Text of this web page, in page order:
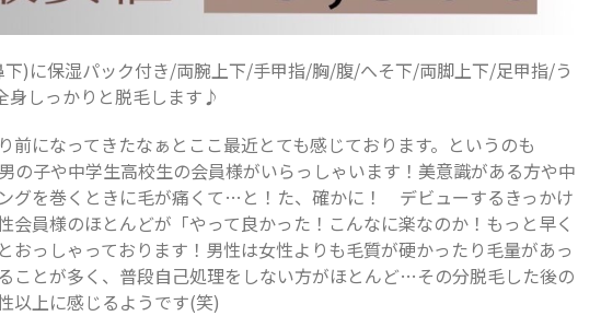
)に保湿パック付き/両腕上下/手甲指/胸/腹/へそ下/両脚上下/足甲指/う
身しっかりと脱毛します♪
前になってきたなぁとここ最近とても感じております。というのも
の子や中学生高校生の会員様がいらっしゃいます！美意識がある方や中
グを巻くときに毛が痛くて…と！た、確かに！ デビューするきっかけ
会員様のほとんどが「やって良かった！こんなに楽なのか！もっと早く
っしゃっております！男性は女性よりも毛質が硬かったり毛量があっ
ことが多く、普段自己処理をしない方がほとんど…その分脱毛した後の
以上に感じるようです(笑)